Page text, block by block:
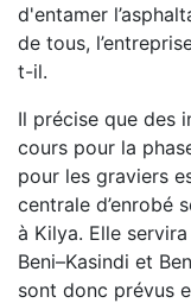
d'entamer
de tous,
t-il.
Il précise que des
cours pour la
pour les graviers
centrale d’enrobé
à Kilya. Elle
Beni–Kasindi et
sont donc prévus